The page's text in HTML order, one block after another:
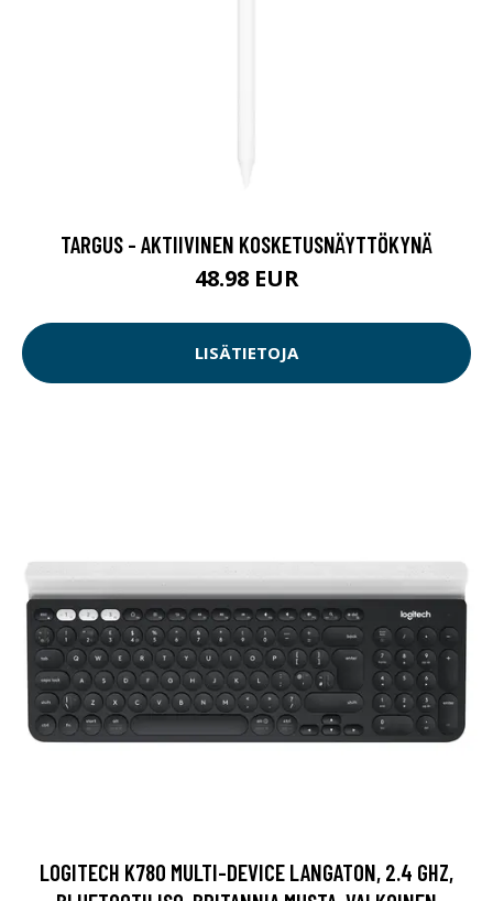
TARGUS - AKTIIVINEN KOSKETUSNÄYTTÖKYNÄ
48.98 EUR
LISÄTIETOJA
LOGITECH K780 MULTI-DEVICE LANGATON, 2.4 GHZ,